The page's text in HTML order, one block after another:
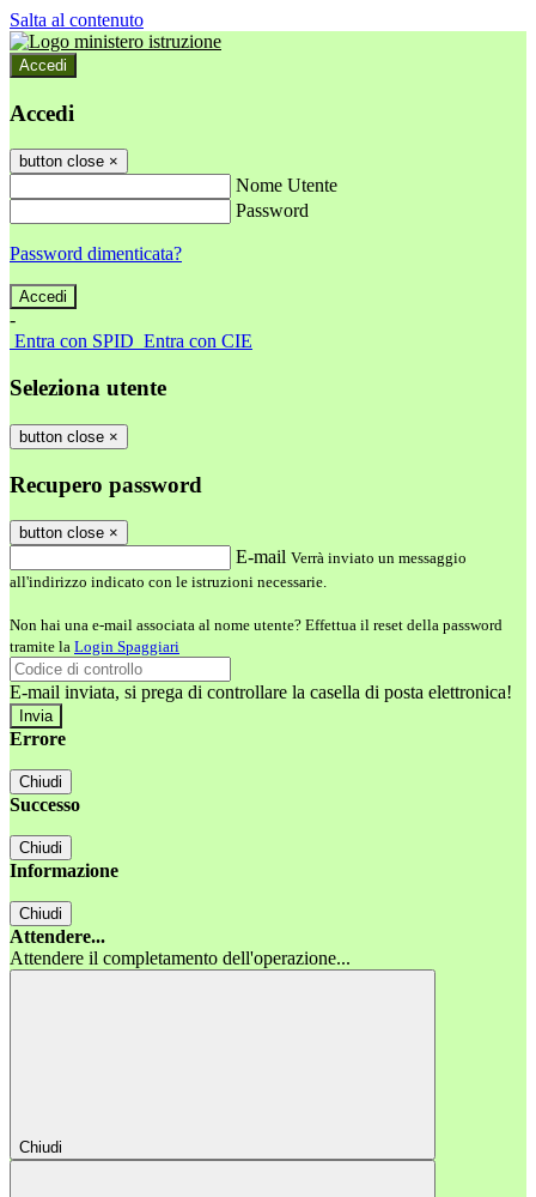
Salta al contenuto
Accedi
Accedi
button close ×
Nome Utente
Password
Password dimenticata?
-
Entra con SPID Entra con CIE
Seleziona utente
button close ×
Recupero password
button close ×
E-mail Verrà inviato un messaggio
all'indirizzo indicato con le istruzioni necessarie.
Non hai una e-mail associata al nome utente? Effettua il reset della password
tramite la Login Spaggiari
E-mail inviata, si prega di controllare la casella di posta elettronica!
Errore
Chiudi
Successo
Chiudi
Informazione
Chiudi
Attendere...
Attendere il completamento dell'operazione...
Chiudi